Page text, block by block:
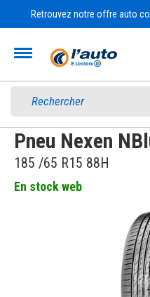
Retrouvez notre offre auto
Pneu Nexen
185 /65 R15 88H
En stock web